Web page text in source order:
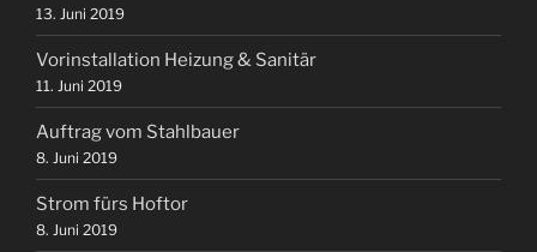
13. Juni 2019
Vorinstallation Heizung & Sanitär
11. Juni 2019
Auftrag vom Stahlbauer
8. Juni 2019
Strom fürs Hoftor
8. Juni 2019